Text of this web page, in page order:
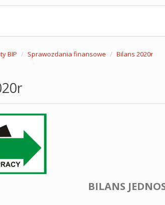
BIP Sprawozdania finansowe Bilans 2020r
BILANS